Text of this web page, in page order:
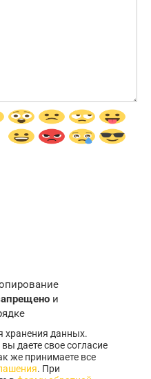
и
хранения данных.
даете свое согласие
же принимаете все
. При